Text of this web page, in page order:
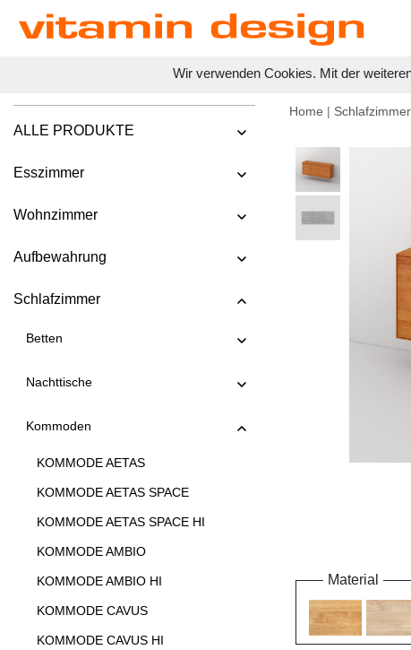
Wir verwenden Cookies. Mit der
ALLE PRODUKTE
Esszimmer
Wohnzimmer
Aufbewahrung
Schlafzimmer
Betten
Nachttische
Kommoden
KOMMODE AETAS
KOMMODE AETAS SPACE
KOMMODE AETAS SPACE HI
KOMMODE AMBIO
KOMMODE AMBIO HI
KOMMODE CAVUS
KOMMODE CAVUS HI
Home |
Material